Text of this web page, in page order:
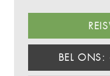
BEL